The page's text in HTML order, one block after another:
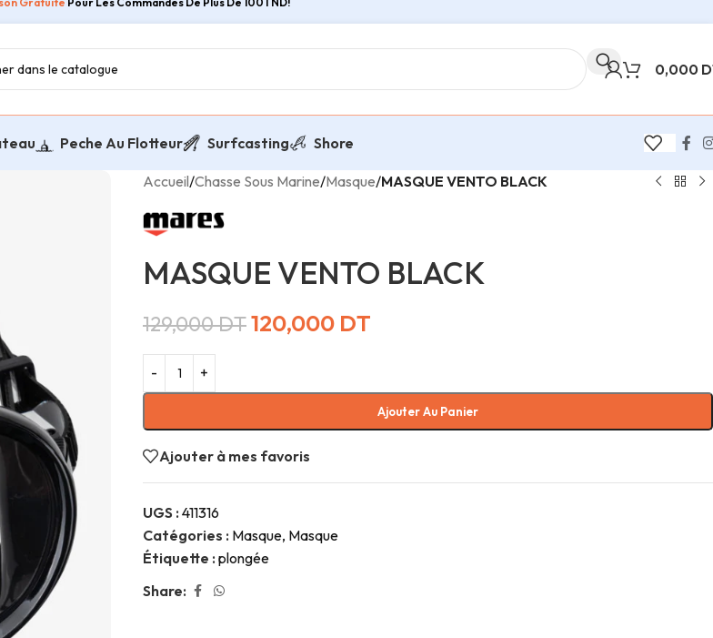
0,000
Peche Au Flotteur Surfcasting Shore
Accueil/Chasse Sous Marine/Masque/MASQUE VENTO BLACK
MASQUE VENTO BLACK
129,000DT120,000 DT
Ajouter Au Panier
Ajouter à mes favoris
UGS : 411316
Catégories : Masque, Masque
Étiquette : plongée
Share: